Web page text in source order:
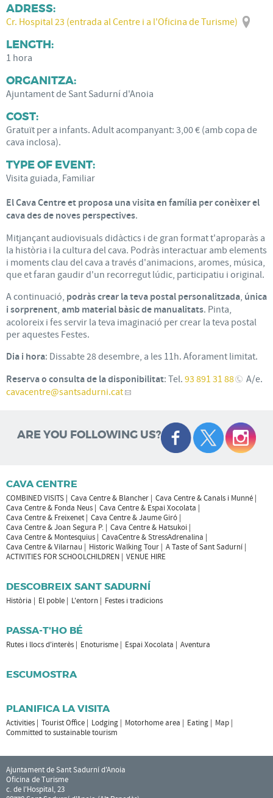
ADRESS:
Cr. Hospital 23 (entrada al Centre i a l'Oficina de Turisme)
LENGTH:
1 hora
ORGANITZA:
Ajuntament de Sant Sadurní d'Anoia
COST:
Gratuït per a infants. Adult acompanyant: 3,00 € (amb copa de
cava inclosa).
TYPE OF EVENT:
Visita guiada, Familiar
El Cava Centre et proposa una visita en família per conèixer el
cava des de noves perspectives.
Mitjançant audiovisuals didàctics i de gran format t'aproparàs a
la història i la cultura del cava. Podràs interactuar amb elements
i moments clau del cava a través d'animacions, aromes, música,
que et faran gaudir d'un recorregut lúdic, participatiu i original.
A continuació, podràs crear la teva postal personalitzada, única
i sorprenent, amb material bàsic de manualitats. Pinta,
acoloreix i fes servir la teva imaginació per crear la teva postal
per aquestes Festes.
Dia i hora: Dissabte 28 desembre, a les 11h. Aforament limitat.
Reserva o consulta de la disponibilitat: Tel. 93 891 31 88
A/e.
cavacentre@santsadurni.cat
ARE YOU FOLLOWING US?
CAVA CENTRE
COMBINED VISITS Cava Centre & Blancher
Cava Centre & Canals i Munné
Cava Centre & Fonda Neus
Cava Centre & Espai Xocolata
Cava Centre & Freixenet
Cava Centre & Jaume Giró
Cava Centre & Joan Segura P.
Cava Centre & Hatsukoi
Cava Centre & Montesquius
CavaCentre & StressAdrenalina
Cava Centre & Vilarnau
Historic Walking Tour
A Taste of Sant Sadurní
ACTIVITIES FOR SCHOOLCHILDREN
VENUE HIRE
DESCOBREIX SANT SADURNÍ
Història El poble L'entorn Festes i tradicions
PASSA-T'HO BÉ
Rutes i llocs d'interès Enoturisme Espai Xocolata Aventura
ESCUMOSTRA
PLANIFICA LA VISITA
Activities Tourist Office Lodging Motorhome area Eating
Map
Committed to sustainable tourism
Ajuntament de Sant Sadurní d'Anoia
Oficina de Turisme
c. de l'Hospital, 23